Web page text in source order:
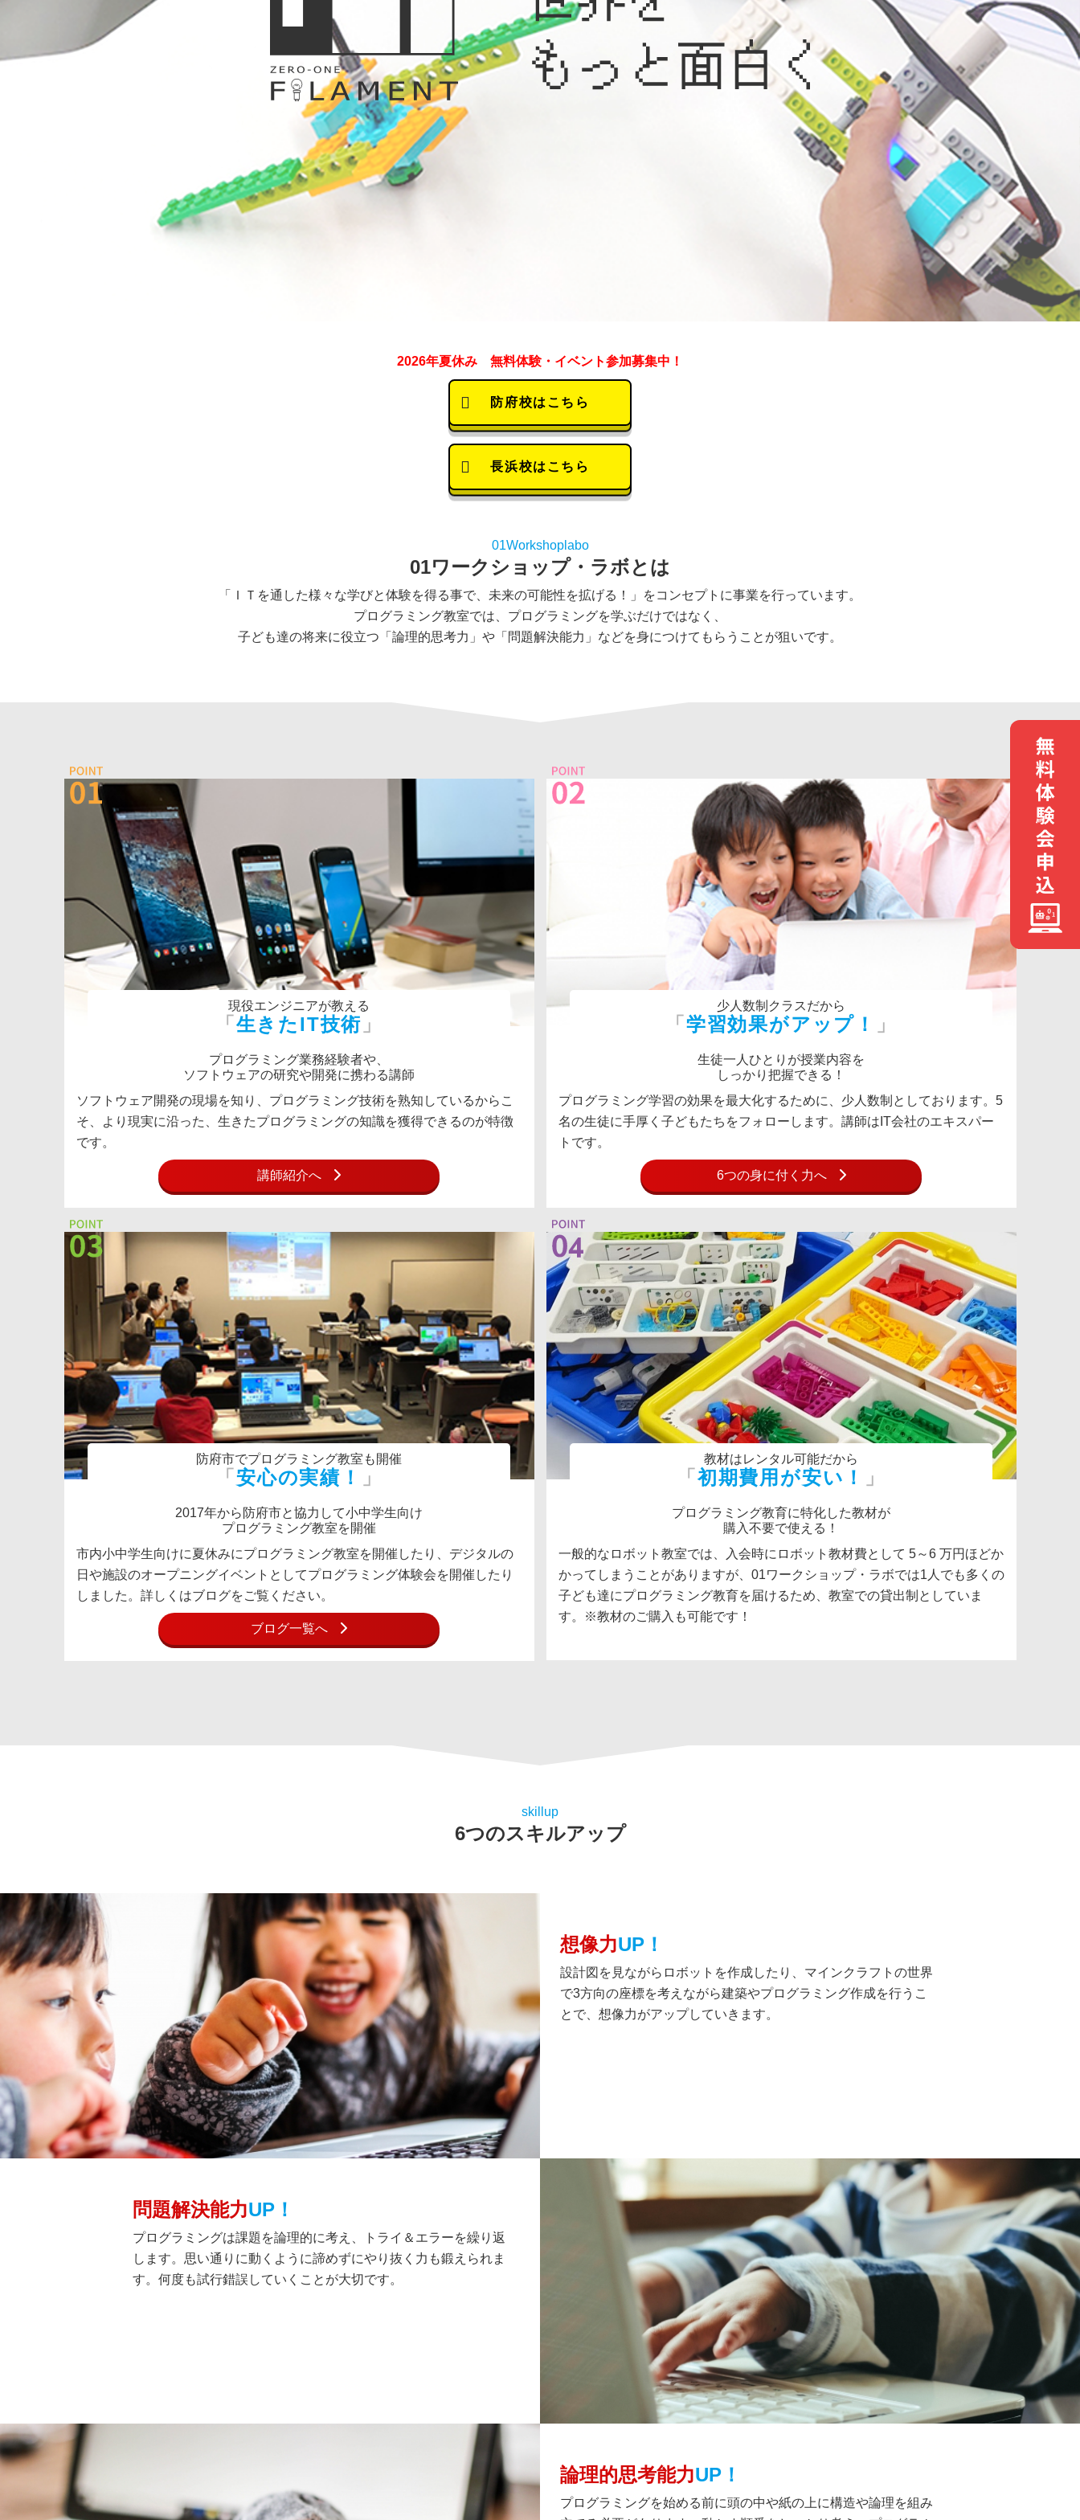
2026年夏休み 無料体験・イベント参加募集中！
防府校はこちら
長浜校はこちら
01Workshoplabo
01ワークショップ・ラボとは
「ＩＴを通した様々な学びと体験を得る事で、未来の可能性を拡げる！」をコンセプトに事業を行っています。
プログラミング教室では、プログラミングを学ぶだけではなく、
子ども達の将来に役立つ「論理的思考力」や「問題解決能力」などを身につけてもらうことが狙いです。
現役エンジニアが教える
生きたIT技術
プログラミング業務経験者や、
ソフトウェアの研究や開発に携わる講師
ソフトウェア開発の現場を知り、プログラミング技術を熟知しているからこ
そ、より現実に沿った、生きたプログラミングの知識を獲得できるのが特徴
です。
講師紹介へ
少人数制クラスだから
学習効果がアップ！
生徒一人ひとりが授業内容を
しっかり把握できる！
プログラミング学習の効果を最大化するために、少人数制としております。5
名の生徒に手厚く子どもたちをフォローします。講師はIT会社のエキスパー
トです。
6つの身に付く力へ
防府市でプログラミング教室も開催
安心の実績！
2017年から防府市と協力して小中学生向け
プログラミング教室を開催
市内小中学生向けに夏休みにプログラミング教室を開催したり、デジタルの
日や施設のオープニングイベントとしてプログラミング体験会を開催したり
しました。詳しくはブログをご覧ください。
ブログ一覧へ
教材はレンタル可能だから
初期費用が安い！
プログラミング教育に特化した教材が
購入不要で使える！
一般的なロボット教室では、入会時にロボット教材費として 5～6 万円ほどか
かってしまうことがありますが、01ワークショップ・ラボでは1人でも多くの
子ども達にプログラミング教育を届けるため、教室での貸出制としていま
す。※教材のご購入も可能です！
skillup
6つのスキルアップ
想像力UP！
設計図を見ながらロボットを作成したり、マインクラフトの世界
で3方向の座標を考えながら建築やプログラミング作成を行うこ
とで、想像力がアップしていきます。
問題解決能力UP！
プログラミングは課題を論理的に考え、トライ＆エラーを繰り返
します。思い通りに動くように諦めずにやり抜く力も鍛えられま
す。何度も試行錯誤していくことが大切です。
論理的思考能力UP！
プログラミングを始める前に頭の中や紙の上に構造や論理を組み